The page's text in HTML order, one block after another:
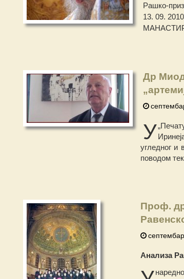
Рашко-
13. 09.
Др
У
угледног и
поводом
Проф.
Анализа